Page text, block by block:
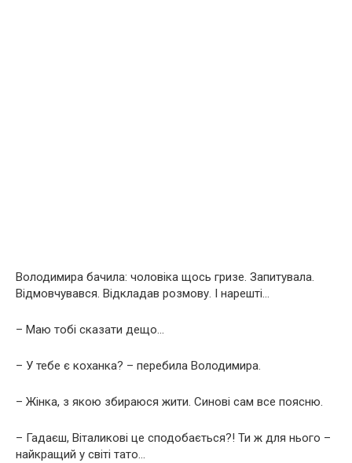
Володимира бачила: чоловіка щось гризе. Запитувала.
Відмовчувався. Відкладав розмову. І нарешті…
– Маю тобі сказати дещо…
– У тебе є коханка? – перебила Володимира.
– Жінка, з якою збираюся жити. Синові сам все поясню.
– Гадаєш, Віталикові це сподобається?! Ти ж для нього –
найкращий у світі тато…